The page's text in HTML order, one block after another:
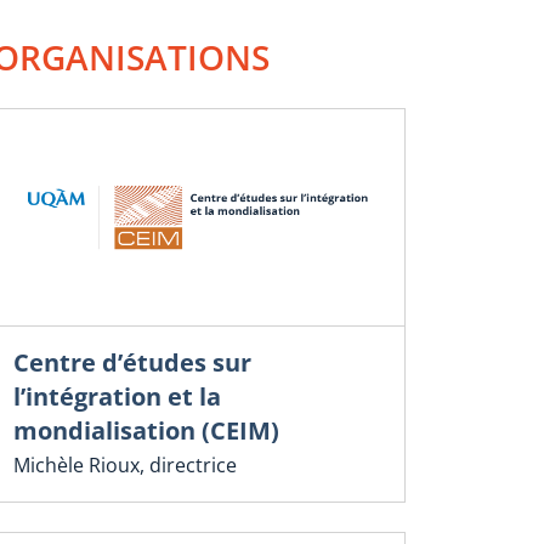
Centre d’études sur
l’intégration et la
mondialisation (CEIM)
Michèle Rioux, directrice